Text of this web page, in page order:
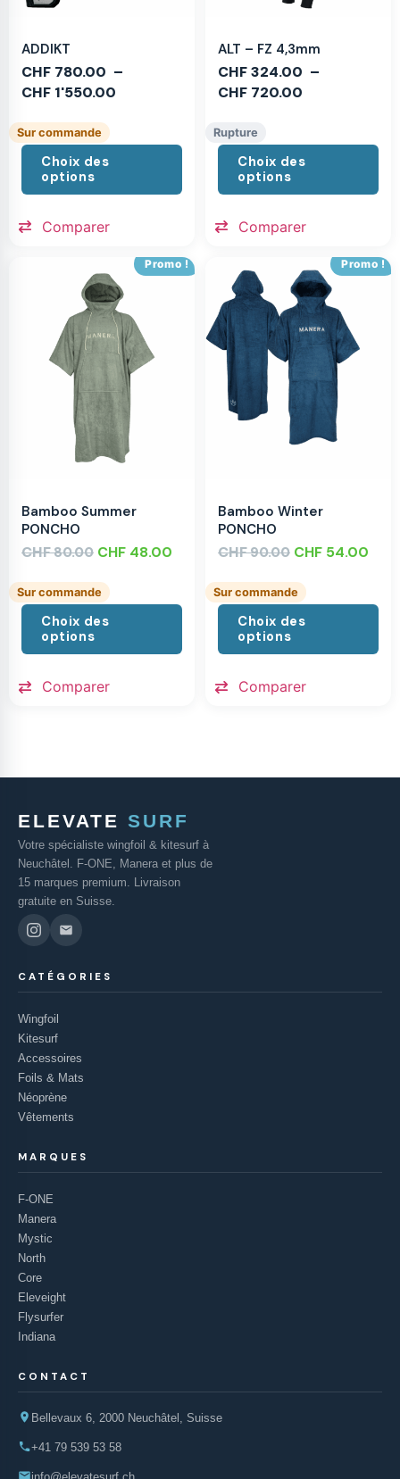
ADDIKT
CHF 780.00 –
CHF 1'550.00
Sur commande
Choix des
options
Comparer
ALT – FZ 4,3mm
CHF324.00 –
CHF 720.00
Rupture
Choix des
options
Comparer
Promo !
Bamboo Summer
PONCHO
CHF80.00 CHF 48.00
Sur commande
Choix des
options
Comparer
Promo !
Bamboo Winter
PONCHO
CHF90.00 CHF 54.00
Sur commande
Choix des
options
Comparer
ELEVATE SURF
Votre spécialiste wingfoil & kitesurf à
Neuchâtel. F-ONE, Manera et plus de
15 marques premium. Livraison
gratuite en Suisse.
CATÉGORIES
Wingfoil
Kitesurf
Accessoires
Foils & Mats
Néoprène
Vêtements
MARQUES
F-ONE
Manera
Mystic
North
Core
Eleveight
Flysurfer
Indiana
CONTACT
Bellevaux 6, 2000 Neuchâtel, Suisse
+41 79 539 53 58